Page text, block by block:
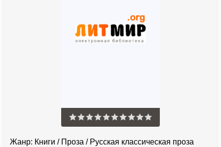
Жанр: Книги / Проза / Русская классическая проза